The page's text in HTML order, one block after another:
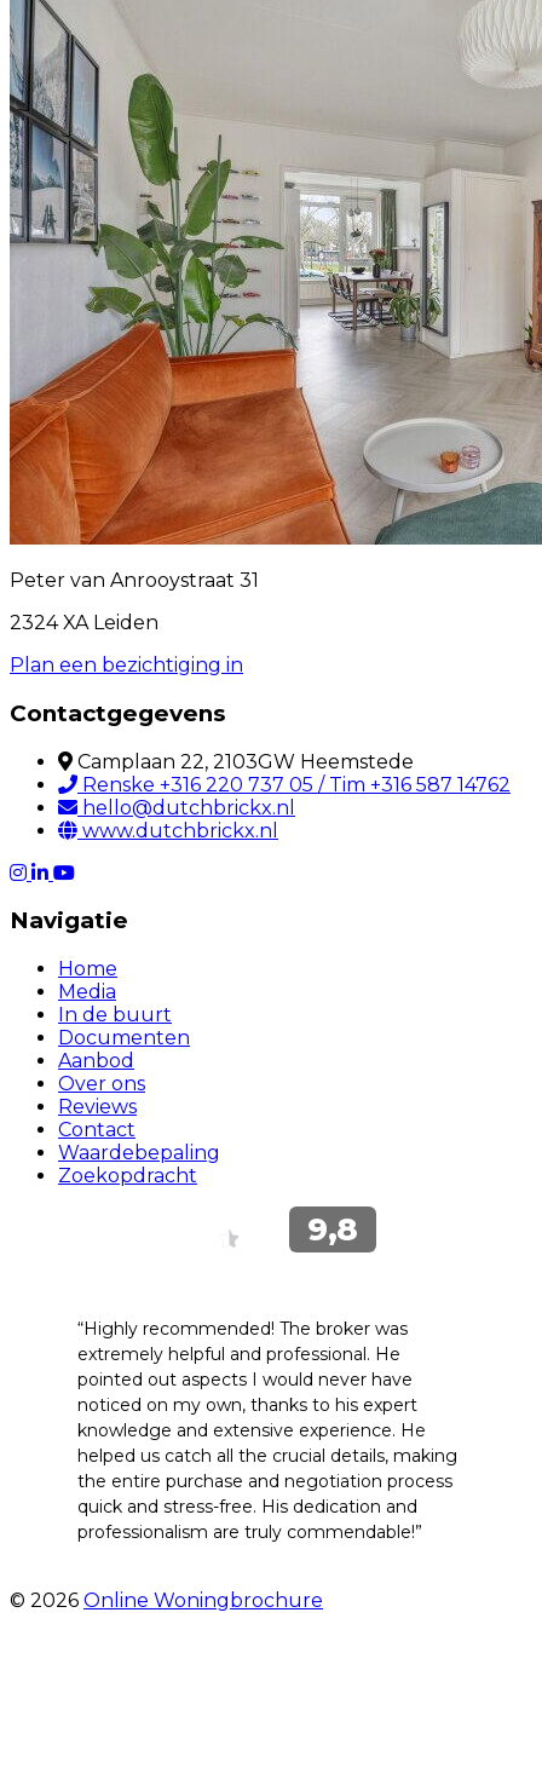
Peter van Anrooystraat 31
2324 XA Leiden
Plan een bezichtiging in
Contactgegevens
Camplaan 22, 2103GW Heemstede
Renske +316 220 737 05 / Tim +316 587 14762
hello@dutchbrickx.nl
www.dutchbrickx.nl
Navigatie
Home
Media
In de buurt
Documenten
Aanbod
Over ons
Reviews
Contact
Waardebepaling
Zoekopdracht
“Highly recommended! The broker was
extremely helpful and professional. He
pointed out aspects I would never have
noticed on my own, thanks to his expert
knowledge and extensive experience. He
helped us catch all the crucial details, making
the entire purchase and negotiation process
quick and stress-free. His dedication and
professionalism are truly commendable!”
© 2026 Online Woningbrochure